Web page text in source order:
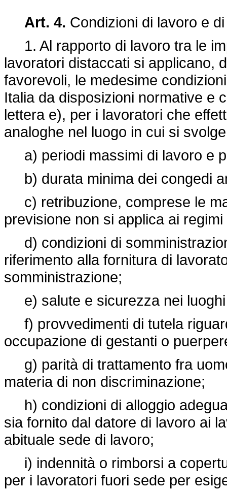
Art. 4. Condizioni di lavoro e
1. Al rapporto di lavoro tra le
lavoratori distaccati si applicano,
favorevoli, le medesime
Italia da disposizioni normative e
lettera e), per i lavoratori che
analoghe nel luogo in cui si
a) periodi massimi di lavoro e
b) durata minima dei congedi
c) retribuzione, comprese le
previsione non si applica ai
d) condizioni di
riferimento alla fornitura di
somministrazione;
e) salute e sicurezza nei luoghi
f) provvedimenti di tutela
occupazione di gestanti o
g) parità di trattamento fra
materia di non discriminazione;
h) condizioni di alloggio
sia fornito dal datore di lavoro ai
abituale sede di lavoro;
i) indennità o rimborsi a
per i lavoratori fuori sede per